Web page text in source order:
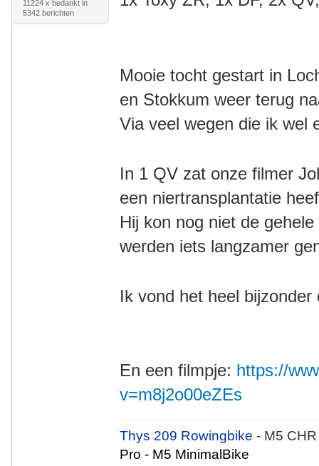
11224 x bedankt in
5342 berichten
Mooie tocht gestart in
en Stokkum weer terug
Via veel wegen die ik wel
In 1 QV zat onze filmer
een niertransplantatie
Hij kon nog niet de
werden iets langzamer
Ik vond het heel
En een filmpje: https://
v=m8j2o00eZEs
Thys 209 Rowingbike- M5
Pro - M5 MinimalBike